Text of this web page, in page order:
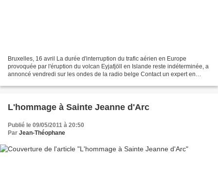
Bruxelles, 16 avril La durée d'interruption du trafic aérien en Europe
provoquée par l'éruption du volcan Eyjafjöll en Islande reste indéterminée, a
annoncé vendredi sur les ondes de la radio belge Contact un expert en
L'hommage à Sainte Jeanne d'Arc
Publié le 09/05/2011 à 20:50
Par Jean-Théophane